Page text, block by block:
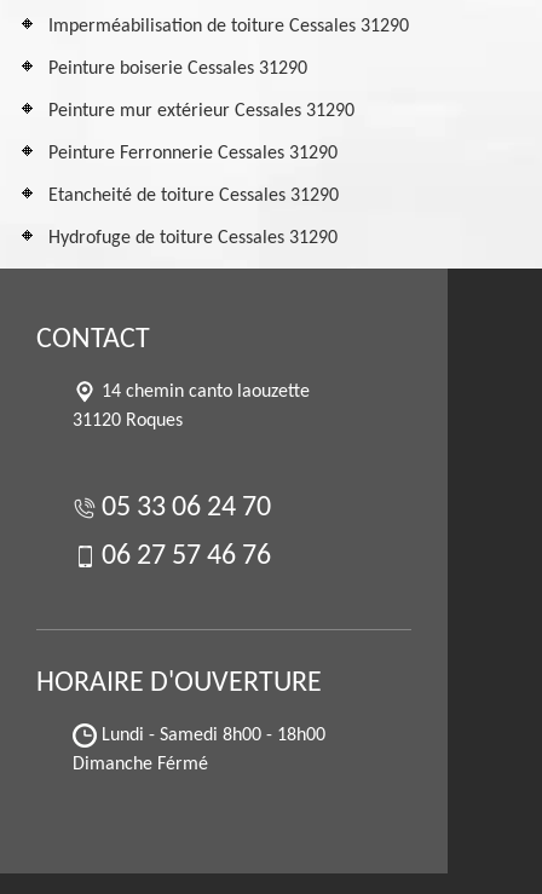
Imperméabilisation de toiture Cessales 31290
Peinture boiserie Cessales 31290
Peinture mur extérieur Cessales 31290
Peinture Ferronnerie Cessales 31290
Etancheité de toiture Cessales 31290
Hydrofuge de toiture Cessales 31290
CONTACT
14 chemin canto laouzette
31120 Roques
05 33 06 24 70
06 27 57 46 76
HORAIRE D'OUVERTURE
Lundi - Samedi 8h00 - 18h00
Dimanche Férmé